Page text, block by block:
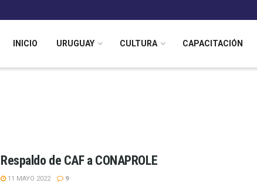
INICIO URUGUAY CULTURA CAPACITACIÓN
Respaldo de CAF a CONAPROLE
11 MAYO 2022 9